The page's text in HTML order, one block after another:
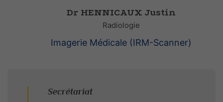
Dr HENNICAUX Justin
Radiologie
Imagerie Médicale (IRM-Scanner)
Secrétariat